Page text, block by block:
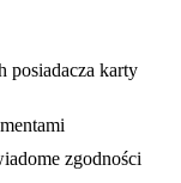
posiadacza karty
zgodności